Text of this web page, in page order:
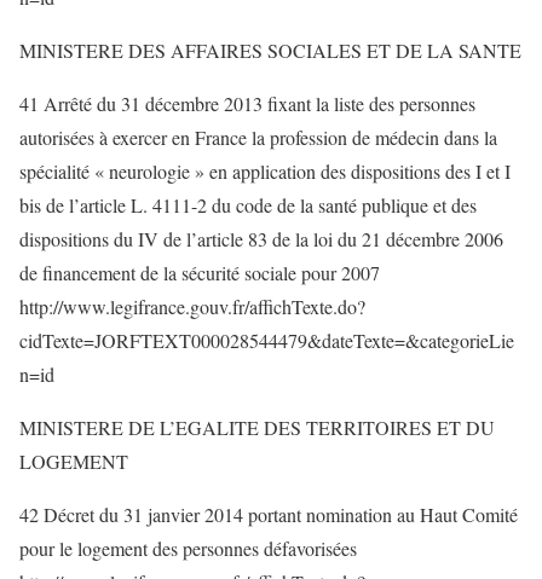
MINISTERE DES AFFAIRES SOCIALES ET DE LA SANTE
41 Arrêté du 31 décembre 2013 fixant la liste des personnes
autorisées à exercer en France la profession de médecin dans la
spécialité « neurologie » en application des dispositions des I et I
bis de l’article L. 4111-2 du code de la santé publique et des
dispositions du IV de l’article 83 de la loi du 21 décembre 2006
de financement de la sécurité sociale pour 2007
http://www.legifrance.gouv.fr/affichTexte.do?
cidTexte=JORFTEXT000028544479&dateTexte=&categorieLie
n=id
MINISTERE DE L’EGALITE DES TERRITOIRES ET DU
LOGEMENT
42 Décret du 31 janvier 2014 portant nomination au Haut Comité
pour le logement des personnes défavorisées